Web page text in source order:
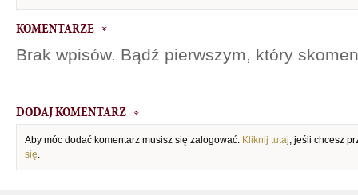
KOMENTARZE
Brak wpisów. Bądź pierwszym, który
DODAJ KOMENTARZ
Aby móc dodać komentarz musisz się zalogować. Kliknij tutaj, jeśli chcesz
się.